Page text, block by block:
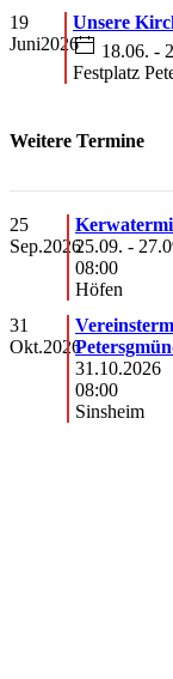
19
Juni2026
Unsere
18.06. -
Festplatz
Weitere Termine
25
Sep.202625.09. -
08:00
Höfen
31
Okt.2026
31.10.2026
08:00
Sinsheim